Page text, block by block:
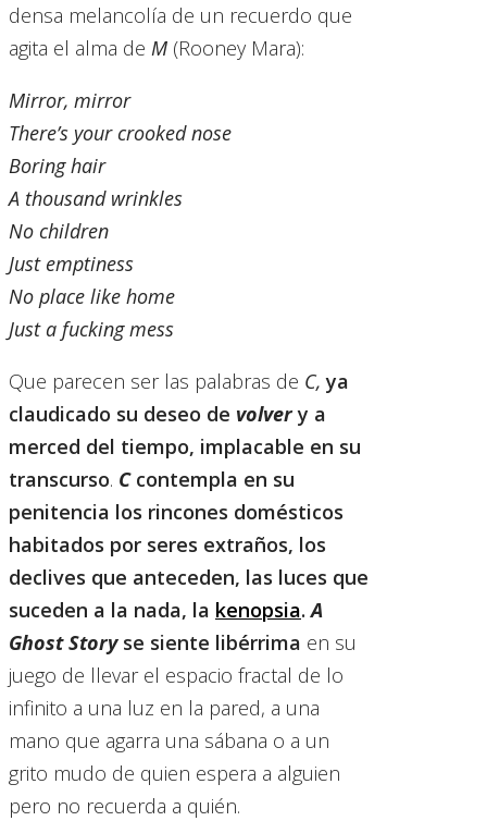
densa melancolía de un recuerdo que
agita el alma de M (Rooney Mara):
Mirror, mirror
There’s your crooked nose
Boring hair
A thousand wrinkles
No children
Just emptiness
No place like home
Just a fucking mess
Que parecen ser las palabras de C, ya
claudicado su deseo de volvery a
merced del tiempo, implacable en su
transcurso. Ccontempla en su
penitencia los rincones domésticos
habitados por seres extraños, los
declives que anteceden, las luces que
suceden a la nada, la kenopsia. A
Ghost Story se siente libérrima en su
juego de llevar el espacio fractal de lo
infinito a una luz en la pared, a una
mano que agarra una sábana o a un
grito mudo de quien espera a alguien
pero no recuerda a quién.